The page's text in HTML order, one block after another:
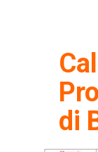
di